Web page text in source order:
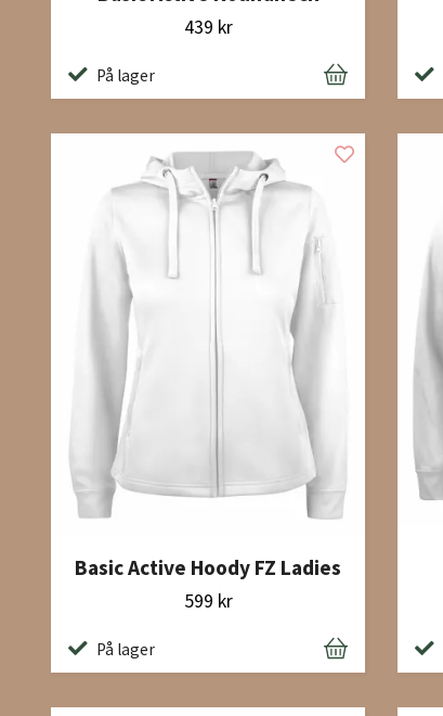
439 kr
På lager
Basic Active Hoody FZ Ladies
599 kr
På lager